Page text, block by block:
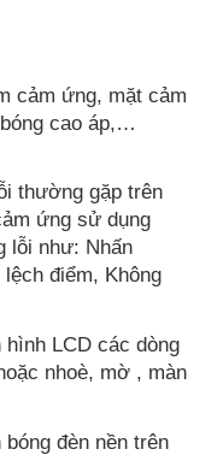
cảm ứng, mặt cảm
cao áp,…
thường gặp trên
ứng sử dụng
lỗi như: Nhấn
điểm, Không
hình LCD các dòng
nhoè, mờ , màn
đèn nền trên